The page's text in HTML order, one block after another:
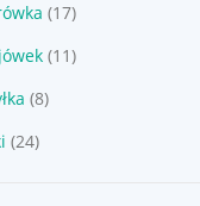
(17)
(11)
(8)
(24)